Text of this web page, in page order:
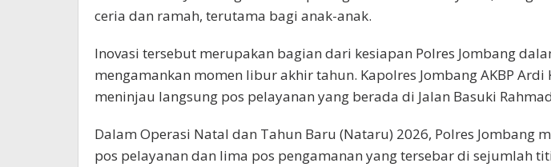
ceria dan ramah, terutama bagi anak-anak.
Inovasi tersebut merupakan bagian dari kesiapan Polres Jombang
mengamankan momen libur akhir tahun. Kapolres Jombang AKBP Ardi
meninjau langsung pos pelayanan yang berada di Jalan Basuki
Dalam Operasi Natal dan Tahun Baru (Nataru) 2026, Polres Jombang
pos pelayanan dan lima pos pengamanan yang tersebar di sejumlah